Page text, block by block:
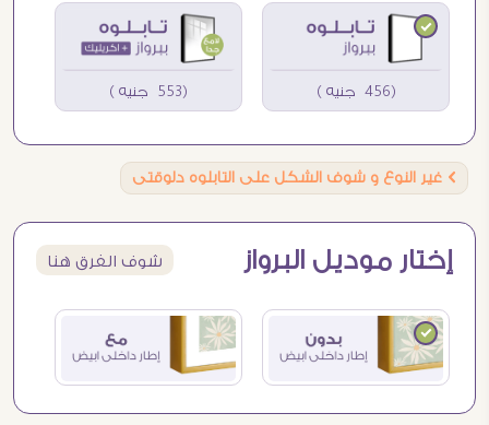
(456 جنيه ) (553 جنيه )
Ö غير النوع و شوف الشكل على التابلوه دلوقتى
إختار موديل البرواز شوف الفرق هنا